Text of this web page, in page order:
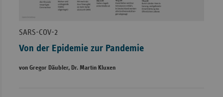
SARS-COV-2
Von der Epidemie zur Pandemie
von Gregor Däubler, Dr. Martin Kluxen